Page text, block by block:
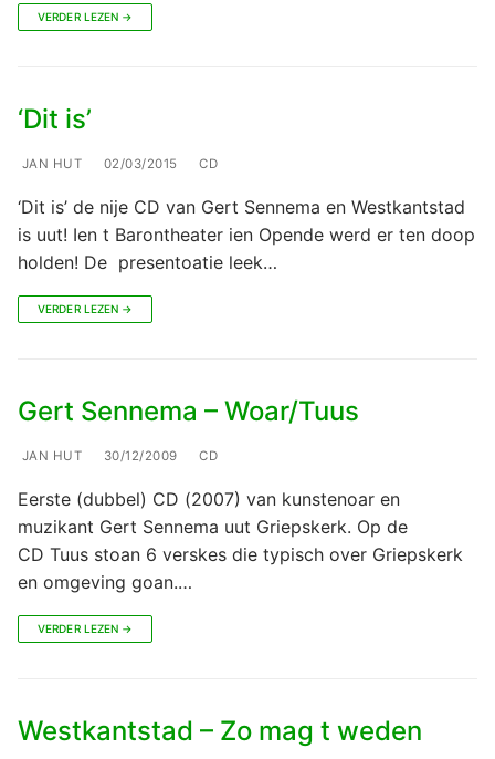
VERDER LEZEN →
‘Dit is’
JAN HUT 02/03/2015 CD
‘Dit is’ de nije CD van Gert Sennema en Westkantstad
is uut! Ien t Barontheater ien Opende werd er ten doop
holden! De presentoatie leek…
VERDER LEZEN →
Gert Sennema – Woar/Tuus
JAN HUT 30/12/2009 CD
Eerste (dubbel) CD (2007) van kunstenoar en
muzikant Gert Sennema uut Griepskerk. Op de
CD Tuus stoan 6 verskes die typisch over Griepskerk
en omgeving goan.…
VERDER LEZEN →
Westkantstad – Zo mag t weden